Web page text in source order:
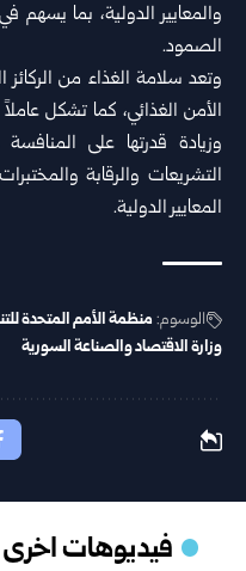
والمعايير الدولية، بما يسهم
الصمود.‏
وتعد سلامة الغذاء من
الأمن الغذائي، كما تشكل
وزيادة قدرتها على
التشريعات والرقابة
المعايير الدولية.‏
الوسوم:‏منظمة الأمم المتحدة
وزارة الاقتصاد والصناعة السورية
فيديوهات اخرى